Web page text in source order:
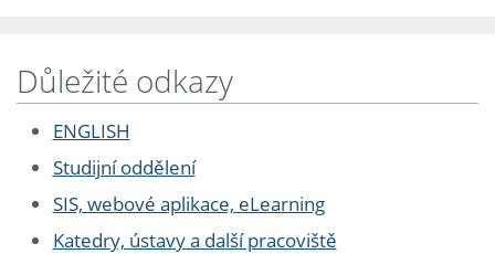
Důležité odkazy
ENGLISH
Studijní oddělení
SIS, webové aplikace, eLearning
Katedry, ústavy a další pracoviště